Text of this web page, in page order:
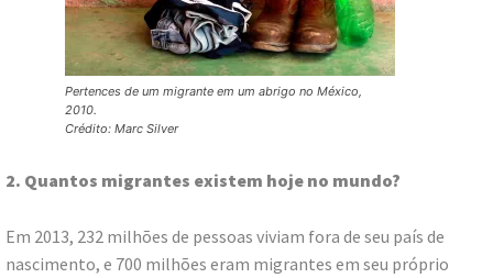
Pertences de um migrante em um abrigo no México,
2010.
Crédito: Marc Silver
2. Quantos migrantes existem hoje no mundo?
Em 2013, 232 milhões de pessoas viviam fora de seu país de
nascimento, e 700 milhões eram migrantes em seu próprio